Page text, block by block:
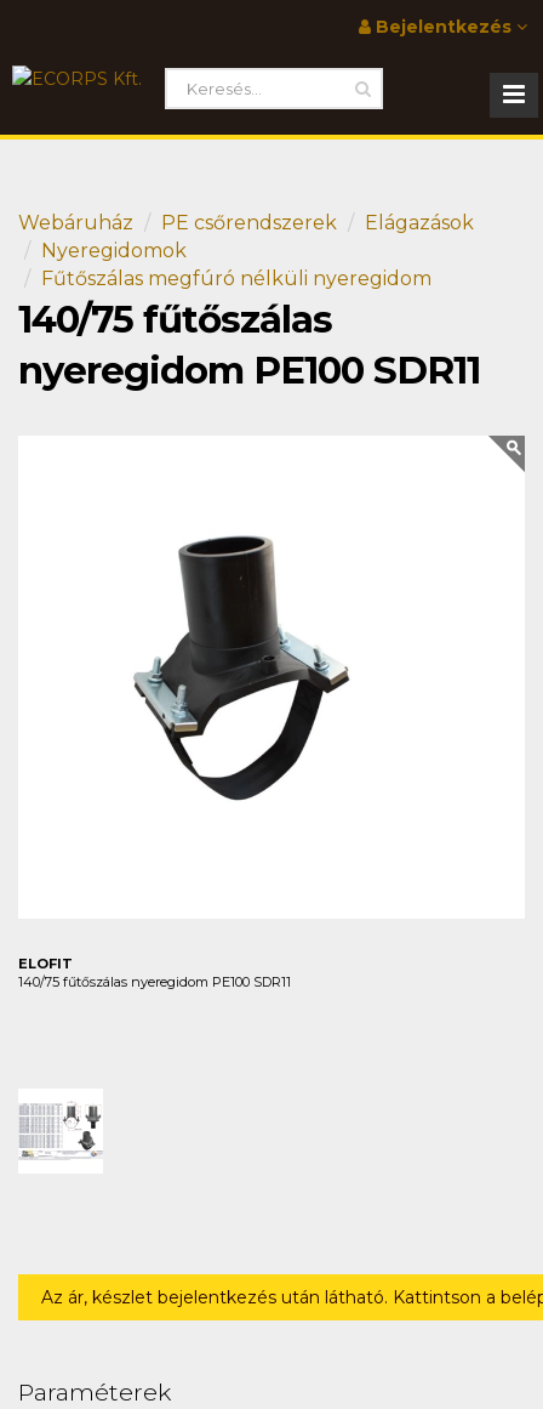
Bejelentkezés
Webáruház PE csőrendszerek
Elágazások
Nyeregidomok
Fűtőszálas megfúró nélküli nyeregidom
140/75 fűtőszálas
nyeregidom PE100 SDR11
ELOFIT
140/75 fűtőszálas nyeregidom PE100 SDR11
Az ár, készlet bejelentkezés után látható. Kattintson a
Paraméterek